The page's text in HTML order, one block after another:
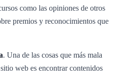
como las opiniones de otros
premios y reconocimientos que
. Una de las cosas que más mala
web es encontrar contenidos